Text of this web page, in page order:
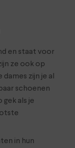
en staat voor
ze ook op
zijn je al
schoenen
gek als je
in hun